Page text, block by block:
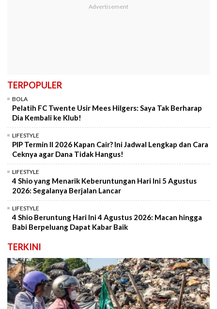
TERPOPULER
BOLA
Pelatih FC Twente Usir Mees Hilgers: Saya Tak Berharap
Dia Kembali ke Klub!
LIFESTYLE
PIP Termin II 2026 Kapan Cair? Ini Jadwal Lengkap dan Cara
Ceknya agar Dana Tidak Hangus!
LIFESTYLE
4 Shio yang Menarik Keberuntungan Hari Ini 5 Agustus
2026: Segalanya Berjalan Lancar
LIFESTYLE
4 Shio Beruntung Hari Ini 4 Agustus 2026: Macan hingga
Babi Berpeluang Dapat Kabar Baik
TERKINI